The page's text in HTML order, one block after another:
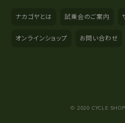
ナカゴヤとは 試乗会のご案内
オンラインショップ お問い合わせ
© 2020 CYCLE